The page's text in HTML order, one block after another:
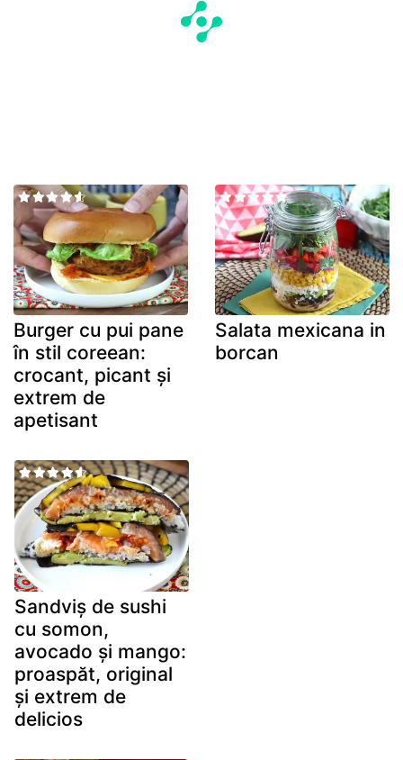
Burger cu pui pane
în stil coreean:
crocant, picant și
extrem de
apetisant
Salata mexicana in
borcan
Sandviș de sushi
cu somon,
avocado și mango:
proaspăt, original
și extrem de
delicios